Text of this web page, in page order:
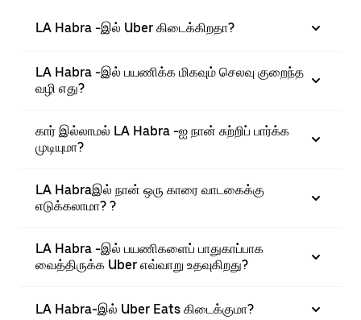
LA Habra -இல் Uber கிடைக்கிறதா?
LA Habra -இல் பயணிக்க மிகவும் செலவு குறைந்த
வழி எது?
கார் இல்லாமல் LA Habra -ஐ நான் சுற்றிப் பார்க்க
முடியுமா?
LA Habraஇல் நான் ஒரு காரை வாடகைக்கு
எடுக்கலாமா? ?
LA Habra -இல் பயணிகளைப் பாதுகாப்பாக
வைத்திருக்க Uber எவ்வாறு உதவுகிறது?
LA Habra-இல் Uber Eats கிடைக்குமா?